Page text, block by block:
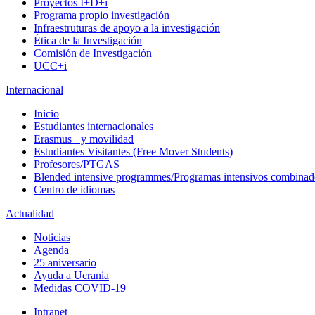
Proyectos I+D+i
Programa propio investigación
Infraestruturas de apoyo a la investigación
Ética de la Investigación
Comisión de Investigación
UCC+i
Internacional
Inicio
Estudiantes internacionales
Erasmus+ y movilidad
Estudiantes Visitantes (Free Mover Students)
Profesores/PTGAS
Blended intensive programmes/Programas intensivos
Centro de idiomas
Actualidad
Noticias
Agenda
25 aniversario
Ayuda a Ucrania
Medidas COVID-19
Intranet